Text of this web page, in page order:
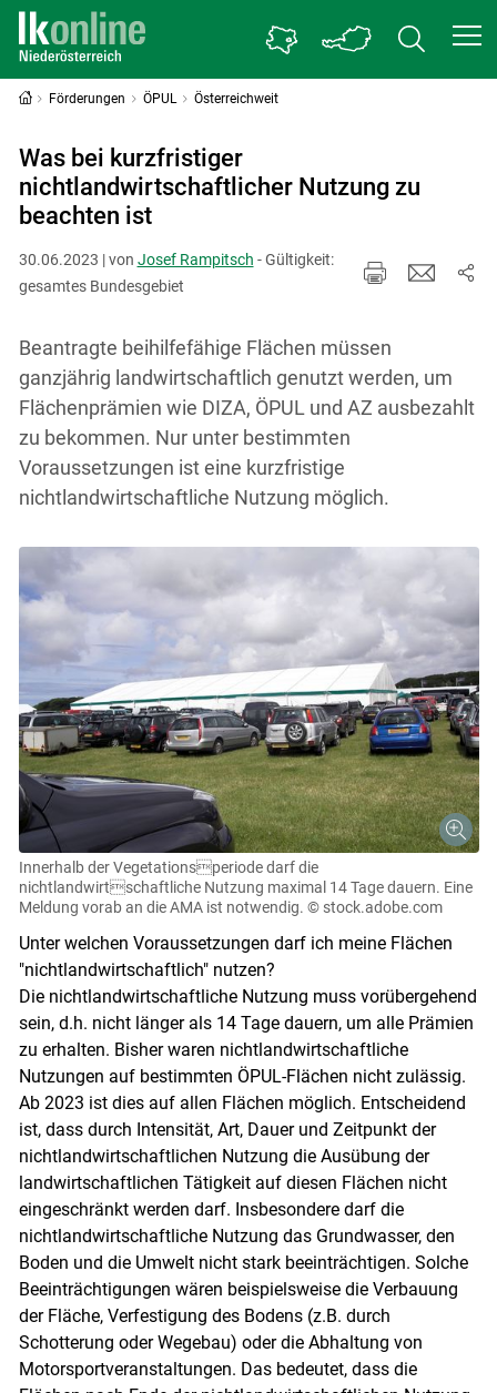
Förderungen ÖPUL Österreichweit
Was bei kurzfristiger
nichtlandwirtschaftlicher Nutzung zu
beachten ist
30.06.2023 | von Josef Rampitsch - Gültigkeit:
gesamtes Bundesgebiet
Beantragte beihilfefähige Flächen müssen
ganzjährig landwirtschaftlich genutzt werden, um
Flächenprämien wie DIZA, ÖPUL und AZ ausbezahlt
zu bekommen. Nur unter bestimmten
Voraussetzungen ist eine kurzfristige
nichtlandwirtschaftliche Nutzung möglich.
Innerhalb der Vegetationsperiode darf die
nichtlandwirtschaftliche Nutzung maximal 14 Tage dauern. Eine
Meldung vorab an die AMA ist notwendig. © stock.adobe.com
Unter welchen Voraussetzungen darf ich meine Flächen
"nichtlandwirtschaftlich" nutzen?
Die nichtlandwirtschaftliche Nutzung muss vorübergehend
sein, d.h. nicht länger als 14 Tage dauern, um alle Prämien
zu erhalten. Bisher waren nichtlandwirtschaftliche
Nutzungen auf bestimmten ÖPUL-Flächen nicht zulässig.
Ab 2023 ist dies auf allen Flächen möglich. Entscheidend
ist, dass durch Intensität, Art, Dauer und Zeitpunkt der
nichtlandwirtschaftlichen Nutzung die Ausübung der
landwirtschaftlichen Tätigkeit auf diesen Flächen nicht
eingeschränkt werden darf. Insbesondere darf die
nichtlandwirtschaftliche Nutzung das Grundwasser, den
Boden und die Umwelt nicht stark beeinträchtigen. Solche
Beeinträchtigungen wären beispielsweise die Verbauung
der Fläche, Verfestigung des Bodens (z.B. durch
Schotterung oder Wegebau) oder die Abhaltung von
Motorsportveranstaltungen. Das bedeutet, dass die